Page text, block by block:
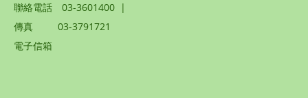
聯絡電話
03-3601400 |
傳真
03-3791721
電子信箱